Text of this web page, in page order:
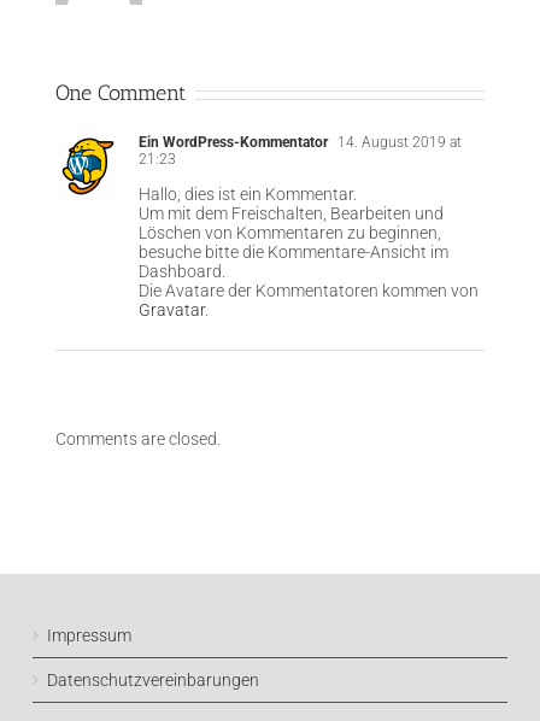
One Comment
Ein WordPress-Kommentator
14. August 2019 at
21:23
Hallo, dies ist ein Kommentar.
Um mit dem Freischalten, Bearbeiten und
Löschen von Kommentaren zu beginnen,
besuche bitte die Kommentare-Ansicht im
Dashboard.
Die Avatare der Kommentatoren kommen von
Gravatar.
Comments are closed.
Impressum
Datenschutzvereinbarungen